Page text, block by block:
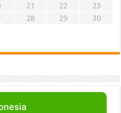
21 22
23
28 29
30